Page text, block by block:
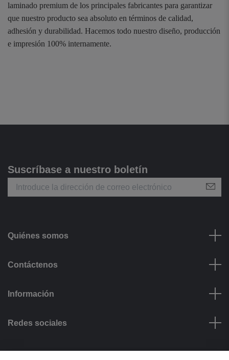
laminado premium de los principales fabricantes para garantizar
que nuestro producto sea absoluto en términos de calidad,
adhesión y durabilidad. Hacemos todo nuestro diseño, producción
e impresión 100% internamente.
Suscríbase a nuestro boletín
Quiénes somos
Contáctenos
Información
Redes sociales